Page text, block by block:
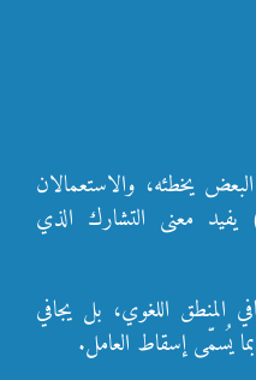
يخطئه، والاستعمالان
معنى التشارك الذي
المنطق اللغوي، بل يجافي
يُسمّى إسقاط العامل.